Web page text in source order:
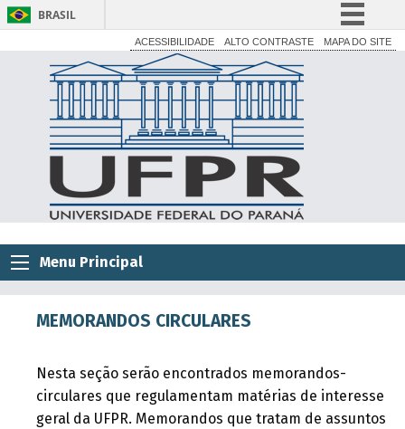
BRASIL
Simplifique!
Comunica BR
Participe
Acesso à informação
Legislação
Canais
ACESSIBILIDADE ALTO CONTRASTE MAPA DO SITE
Menu Principal
MEMORANDOS CIRCULARES
Nesta seção serão encontrados memorandos-
circulares que regulamentam matérias de interesse
geral da UFPR. Memorandos que tratam de assuntos